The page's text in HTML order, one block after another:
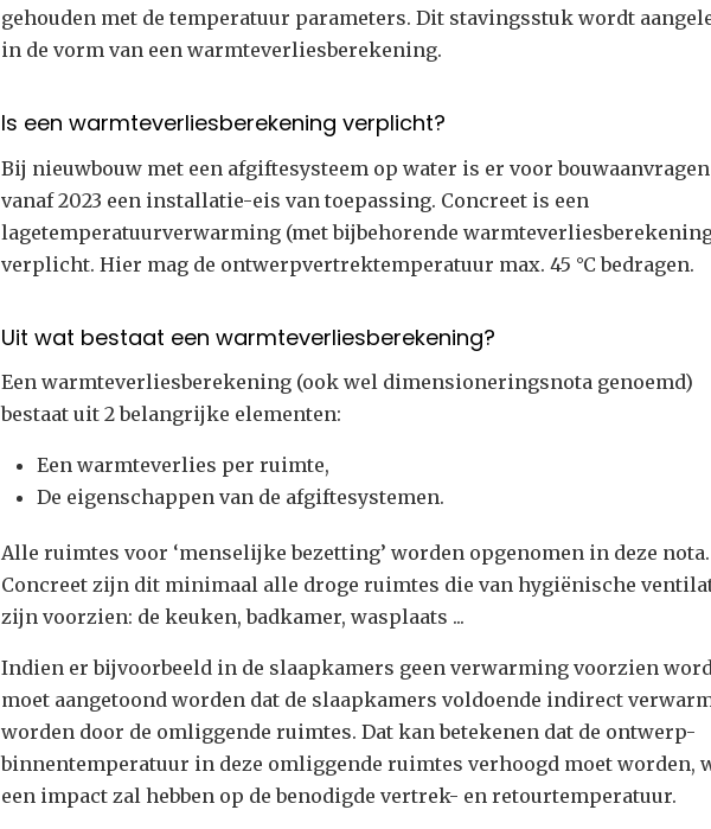
gehouden met de temperatuur parameters. Dit stavingsstuk wordt
in de vorm van een warmteverliesberekening.
Is een warmteverliesberekening verplicht?
Bij nieuwbouw met een afgiftesysteem op water is er voor bouwaanvragen
vanaf 2023 een installatie-eis van toepassing. Concreet is een
lagetemperatuurverwarming (met bijbehorende
verplicht. Hier mag de ontwerpvertrektemperatuur max. 45 °C bedragen.
Uit wat bestaat een warmteverliesberekening?
Een warmteverliesberekening (ook wel dimensioneringsnota genoemd)
bestaat uit 2 belangrijke elementen:
Een warmteverlies per ruimte,
De eigenschappen van de afgiftesystemen.
Alle ruimtes voor ‘menselijke bezetting’ worden opgenomen in deze nota.
Concreet zijn dit minimaal alle droge ruimtes die van hygiënische
zijn voorzien: de keuken, badkamer, wasplaats ...
Indien er bijvoorbeeld in de slaapkamers geen verwarming voorzien
moet aangetoond worden dat de slaapkamers voldoende indirect
worden door de omliggende ruimtes. Dat kan betekenen dat de ontwerp-
binnentemperatuur in deze omliggende ruimtes verhoogd moet worden,
een impact zal hebben op de benodigde vertrek- en retourtemperatuur.